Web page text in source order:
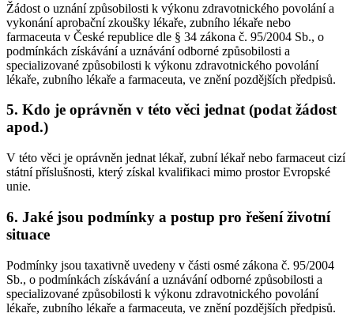
Žádost o uznání způsobilosti k výkonu zdravotnického povolání a
vykonání aprobační zkoušky lékaře, zubního lékaře nebo
farmaceuta v České republice dle § 34 zákona č. 95/2004 Sb., o
podmínkách získávání a uznávání odborné způsobilosti a
specializované způsobilosti k výkonu zdravotnického povolání
lékaře, zubního lékaře a farmaceuta, ve znění pozdějších předpisů.
5. Kdo je oprávněn v této věci jednat (podat žádost
apod.)
V této věci je oprávněn jednat lékař, zubní lékař nebo farmaceut cizí
státní příslušnosti, který získal kvalifikaci mimo prostor Evropské
unie.
6. Jaké jsou podmínky a postup pro řešení životní
situace
Podmínky jsou taxativně uvedeny v části osmé zákona č. 95/2004
Sb., o podmínkách získávání a uznávání odborné způsobilosti a
specializované způsobilosti k výkonu zdravotnického povolání
lékaře, zubního lékaře a farmaceuta, ve znění pozdějších předpisů.